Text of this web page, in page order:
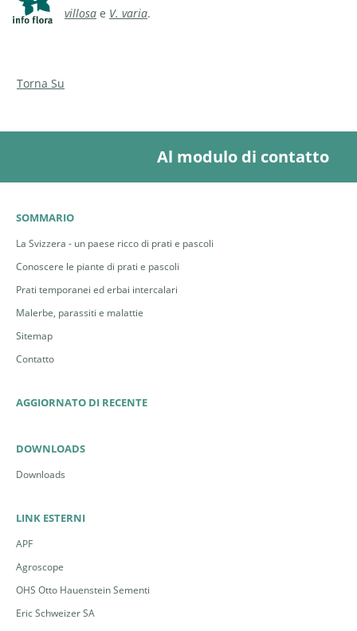
villosa e V. varia.
Torna Su
Al modulo di contatto
SOMMARIO
La Svizzera - un paese ricco di prati e pascoli
Conoscere le piante di prati e pascoli
Prati temporanei ed erbai intercalari
Malerbe, parassiti e malattie
Sitemap
Contatto
AGGIORNATO DI RECENTE
DOWNLOADS
Downloads
LINK ESTERNI
APF
Agroscope
OHS Otto Hauenstein Sementi
Eric Schweizer SA